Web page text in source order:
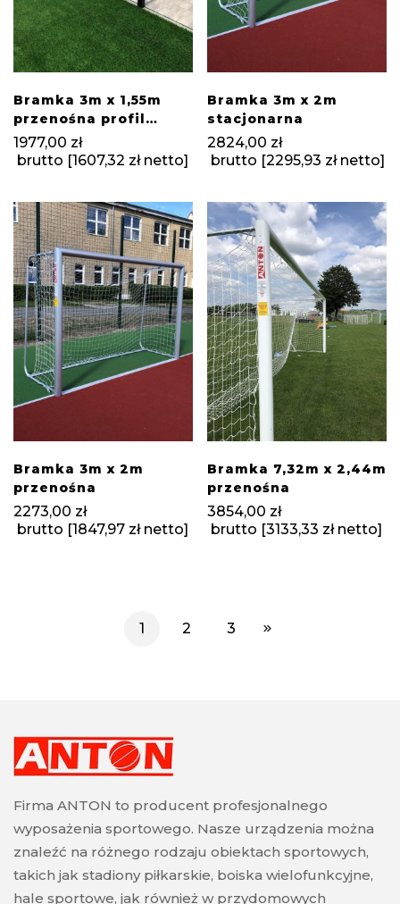
Bramka 3m x 1,55m
przenośna profil
80×80
1977,00 zł
brutto [1607,32 złnetto]
Bramka 3m x 2m
stacjonarna
2824,00 zł
brutto [2295,93 złnetto]
Bramka 3m x 2m
przenośna
2273,00 zł
brutto [1847,97 złnetto]
Bramka 7,32m x 2,44m
przenośna
3854,00 zł
brutto [3133,33 złnetto]
1 2 3
Firma ANTON to producent profesjonalnego
wyposażenia sportowego. Nasze urządzenia można
znaleźć na różnego rodzaju obiektach sportowych,
takich jak stadiony piłkarskie, boiska wielofunkcyjne,
hale sportowe, jak również w przydomowych